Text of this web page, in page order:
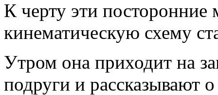
К черту эти
кинематическую схему
Утром она приходит на
подруги и рассказывают